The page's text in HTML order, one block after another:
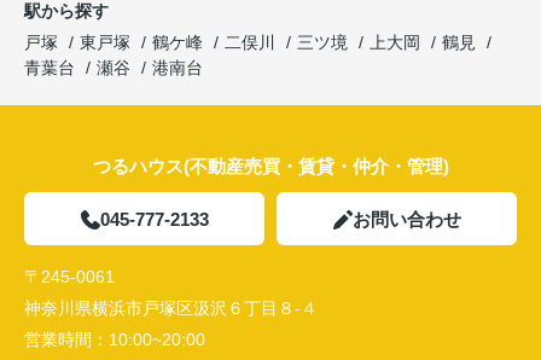
駅から探す
戸塚
東戸塚 鶴ケ峰 二俣川 三ツ境 上大岡
鶴見
青葉台
瀬谷 港南台
つるハウス(不動産売買・賃貸・仲介・管理)
045-777-2133 お問い合わせ
〒245-0061
神奈川県横浜市戸塚区汲沢６丁目８-４
営業時間： 10:00~20:00